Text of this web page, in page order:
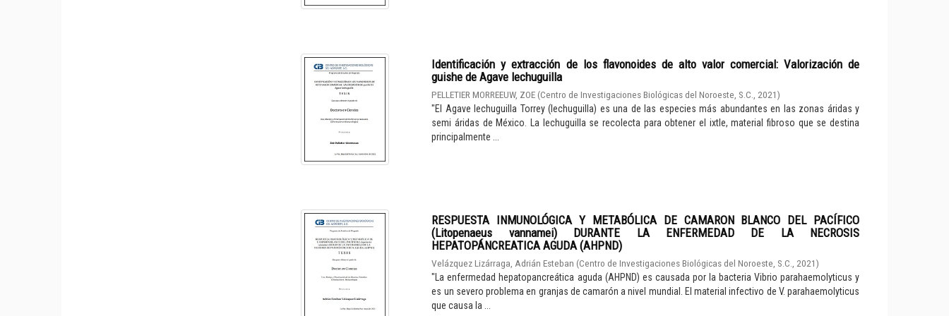
Identificación y extracción de los flavonoides de alto valor comercial: Valorización de
guishe de Agave lechuguilla
PELLETIER MORREEUW, ZOE (Centro de Investigaciones Biológicas del Noroeste, S.C. 2021)
"El Agave lechuguilla Torrey (lechuguilla) es una de las especies más abundantes en las zonas áridas y
semi áridas de México. La lechuguilla se recolecta para obtener el ixtle, material fibroso que se destina
principalmente ...
RESPUESTA INMUNOLÓGICA Y METABÓLICA DE CAMARON BLANCO DEL PACÍFICO
(Litopenaeus vannamei) DURANTE LA ENFERMEDAD DE LA NECROSIS
HEPATOPÁNCREATICA AGUDA (AHPND)
Velázquez Lizárraga, Adrián Esteban (Centro de Investigaciones Biológicas del Noroeste, S.C. 2021)
"La enfermedad hepatopancreática aguda (AHPND) es causada por la bacteria Vibrio parahaemolyticus y
es un severo problema en granjas de camarón a nivel mundial. El material infectivo de V. parahaemolyticus
que causa la ...